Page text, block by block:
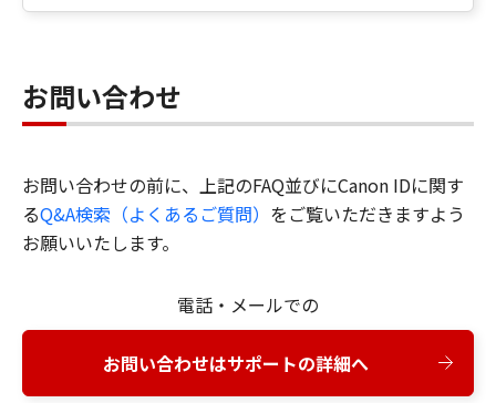
お問い合わせ
お問い合わせの前に、上記のFAQ並びにCanon IDに関す
るQ&A検索（よくあるご質問） をご覧いただきますよう
お願いいたします。
電話・メールでの
お問い合わせはサポートの詳細へ